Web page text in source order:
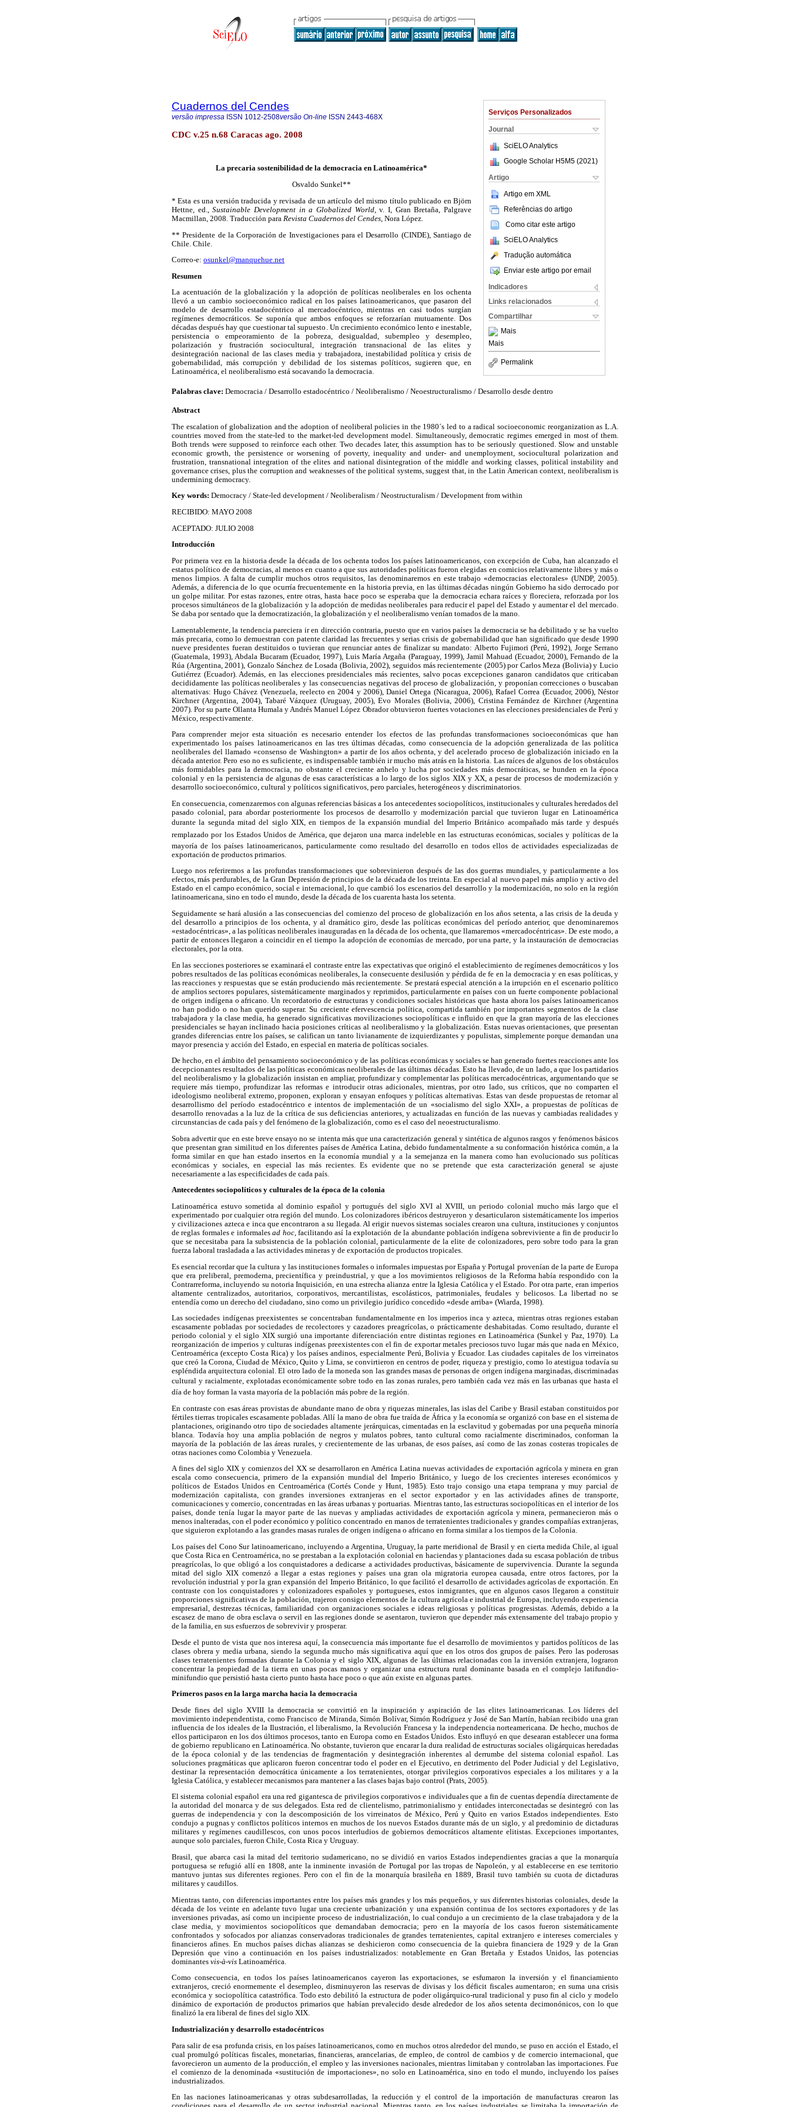
Serviços Personalizados
Journal
SciELO Analytics
Google Scholar H5M5 (2021 )
Artigo
Artigo em XML
Referências do artigo
Como citar este artigo
SciELO Analytics
Tradução automática
Enviar este artigo por email
Indicadores
Links relacionados
Compartilhar
Mais
Mais
Permalink
Cuadernos del Cendes
versão impressa ISSN 1012-2508versão On-line ISSN 2443-468X
CDC v.25 n.68 Caracas ago. 2008
La precaria sostenibilidad de la democracia en Latinoamérica*
Osvaldo Sunkel**
* Esta es una versión traducida y revisada de un artículo del mismo título publicado en Björn
Hettne, ed.,Sustainable Development in a Globalized World, v. I, Gran Bretaña, Palgrave
Macmillan, 2008. Traducción para Revista Cuadernos del Cendes, Nora López.
** Presidente de la Corporación de Investigaciones para el Desarrollo (CINDE), Santiago de
Chile. Chile.
Correo-e: osunkel@manquehue.net
Resumen
La acentuación de la globalización y la adopción de políticas neoliberales en los ochenta
llevó a un cambio socioeconómico radical en los países latinoamericanos, que pasaron del
modelo de desarrollo estadocéntrico al mercadocéntrico, mientras en casi todos surgían
regímenes democráticos. Se suponía que ambos enfoques se reforzarían mutuamente. Dos
décadas después hay que cuestionar tal supuesto. Un crecimiento económico lento e inestable,
persistencia o empeoramiento de la pobreza, desigualdad, subempleo y desempleo,
polarización y frustración sociocultural, integración transnacional de las elites y
desintegración nacional de las clases media y trabajadora, inestabilidad política y crisis de
gobernabilidad, más corrupción y debilidad de los sistemas políticos, sugieren que, en
Latinoamérica, el neoliberalismo está socavando la democracia.
Palabras clave: Democracia / Desarrollo estadocéntrico / Neoliberalismo / Neoestructuralismo / Desarrollo desde dentro
Abstract
The escalation of globalization and the adoption of neoliberal policies in the 1980´s led to a radical socioeconomic reorganization as L.A.
countries moved from the state-led to the market-led development model. Simultaneously, democratic regimes emerged in most of them.
Both trends were supposed to reinforce each other. Two decades later, this assumption has to be seriously questioned. Slow and unstable
economic growth, the persistence or worsening of poverty, inequality and under- and unemployment, sociocultural polarization and
frustration, transnational integration of the elites and national disintegration of the middle and working classes, political instability and
governance crises, plus the corruption and weaknesses of the political systems, suggest that, in the Latin American context, neoliberalism is
undermining democracy.
Key words: Democracy / State-led development / Neoliberalism / Neostructuralism / Development from within
RECIBIDO: MAYO 2008
ACEPTADO: JULIO 2008
Introducción
Por primera vez en la historia desde la década de los ochenta todos los países latinoamericanos, con excepción de Cuba, han alcanzado el
estatus político de democracias, al menos en cuanto a que sus autoridades políticas fueron elegidas en comicios relativamente libres y más o
menos limpios. A falta de cumplir muchos otros requisitos, las denominaremos en este trabajo «democracias electorales» (UNDP, 2005).
Además, a diferencia de lo que ocurría frecuentemente en la historia previa, en las últimas décadas ningún Gobierno ha sido derrocado por
un golpe militar. Por estas razones, entre otras, hasta hace poco se esperaba que la democracia echara raíces y floreciera, reforzada por los
procesos simultáneos de la globalización y la adopción de medidas neoliberales para reducir el papel del Estado y aumentar el del mercado.
Se daba por sentado que la democratización, la globalización y el neoliberalismo venían tomados de la mano.
Lamentablemente, la tendencia pareciera ir en dirección contraria, puesto que en varios países la democracia se ha debilitado y se ha vuelto
más precaria, como lo demuestran con patente claridad las frecuentes y serias crisis de gobernabilidad que han significado que desde 1990
nueve presidentes fueran destituidos o tuvieran que renunciar antes de finalizar su mandato: Alberto Fujimori (Perú, 1992), Jorge Serrano
(Guatemala, 1993), Abdala Bucaram (Ecuador, 1997), Luis María Argaña (Paraguay, 1999), Jamil Mahuad (Ecuador, 2000), Fernando de la
Rúa (Argentina, 2001), Gonzalo Sánchez de Losada (Bolivia, 2002), seguidos más recientemente (2005) por Carlos Meza (Bolivia) y Lucio
Gutiérrez (Ecuador). Además, en las elecciones presidenciales más recientes, salvo pocas excepciones ganaron candidatos que criticaban
decididamente las políticas neoliberales y las consecuencias negativas del proceso de globalización, y proponían correcciones o buscaban
alternativas: Hugo Chávez (Venezuela, reelecto en 2004 y 2006), Daniel Ortega (Nicaragua, 2006), Rafael Correa (Ecuador, 2006), Néstor
Kirchner (Argentina, 2004), Tabaré Vázquez (Uruguay, 2005), Evo Morales (Bolivia, 2006), Cristina Fernández de Kirchner (Argentina
2007). Por su parte Ollanta Humala y Andrés Manuel López Obrador obtuvieron fuertes votaciones en las elecciones presidenciales de Perú y
México, respectivamente.
Para comprender mejor esta situación es necesario entender los efectos de las profundas transformaciones socioeconómicas que han
experimentado los países latinoamericanos en las tres últimas décadas, como consecuencia de la adopción generalizada de las política
neoliberales del llamado «consenso de Washington» a partir de los años ochenta, y del acelerado proceso de globalización iniciado en la
década anterior. Pero eso no es suficiente, es indispensable también ir mucho más atrás en la historia. Las raíces de algunos de los obstáculos
más formidables para la democracia, no obstante el creciente anhelo y lucha por sociedades más democráticas, se hunden en la época
colonial y en la persistencia de algunas de esas características a lo largo de los siglos XIX y XX, a pesar de procesos de modernización y
desarrollo socioeconómico, cultural y políticos significativos, pero parciales, heterogéneos y discriminatorios.
En consecuencia, comenzaremos con algunas referencias básicas a los antecedentes sociopolíticos, institucionales y culturales heredados del
pasado colonial, para abordar posteriormente los procesos de desarrollo y modernización parcial que tuvieron lugar en Latinoamérica
durante la segunda mitad del siglo XIX, en tiempos de la expansión mundial del Imperio Británico acompañado más tarde y después
remplazado por los Estados Unidos de América, que dejaron una marca indeleble en las estructuras económicas, sociales y políticas de la
mayoría de los países latinoamericanos, particularmente como resultado del desarrollo en todos ellos de actividades especializadas de
exportación de productos primarios.
Luego nos referiremos a las profundas transformaciones que sobrevinieron después de las dos guerras mundiales, y particularmente a los
efectos, más perdurables, de la Gran Depresión de principios de la década de los treinta. En especial al nuevo papel más amplio y activo del
Estado en el campo económico, social e internacional, lo que cambió los escenarios del desarrollo y la modernización, no solo en la región
latinoamericana, sino en todo el mundo, desde la década de los cuarenta hasta los setenta.
Seguidamente se hará alusión a las consecuencias del comienzo del proceso de globalización en los años setenta, a las crisis de la deuda y
del desarrollo a principios de los ochenta, y al dramático giro, desde las políticas económicas del período anterior, que denominaremos
«estadocéntricas», a las políticas neoliberales inauguradas en la década de los ochenta, que llamaremos «mercadocéntricas». De este modo, a
partir de entonces llegaron a coincidir en el tiempo la adopción de economías de mercado, por una parte, y la instauración de democracias
electorales, por la otra.
En las secciones posteriores se examinará el contraste entre las expectativas que originó el establecimiento de regímenes democráticos y los
pobres resultados de las políticas económicas neoliberales, la consecuente desilusión y pérdida de fe en la democracia y en esas políticas, y
las reacciones y respuestas que se están produciendo más recientemente. Se prestará especial atención a la irrupción en el escenario político
de amplios sectores populares, sistemáticamente marginados y reprimidos, particularmente en países con un fuerte componente poblacional
de origen indígena o africano. Un recordatorio de estructuras y condiciones sociales históricas que hasta ahora los países latinoamericanos
no han podido o no han querido superar. Su creciente efervescencia política, compartida también por importantes segmentos de la clase
trabajadora y la clase media, ha generado significativas movilizaciones sociopolíticas e influido en que la gran mayoría de las elecciones
presidenciales se hayan inclinado hacia posiciones críticas al neoliberalismo y la globalización. Estas nuevas orientaciones, que presentan
grandes diferencias entre los países, se califican un tanto livianamente de izquierdizantes y populistas, simplemente porque demandan una
mayor presencia y acción del Estado, en especial en materia de políticas sociales.
De hecho, en el ámbito del pensamiento socioeconómico y de las políticas económicas y sociales se han generado fuertes reacciones ante los
decepcionantes resultados de las políticas económicas neoliberales de las últimas décadas. Esto ha llevado, de un lado, a que los partidarios
del neoliberalismo y la globalización insistan en ampliar, profundizar y complementar las políticas mercadocéntricas, argumentando que se
requiere más tiempo, profundizar las reformas e introducir otras adicionales, mientras, por otro lado, sus críticos, que no comparten el
ideologismo neoliberal extremo, proponen, exploran y ensayan enfoques y políticas alternativas. Estas van desde propuestas de retornar al
desarrollismo del período estadocéntrico e intentos de implementación de un «socialismo del siglo XXI», a propuestas de políticas de
desarrollo renovadas a la luz de la crítica de sus deficiencias anteriores, y actualizadas en función de las nuevas y cambiadas realidades y
circunstancias de cada país y del fenómeno de la globalización, como es el caso del neoestructuralismo.
Sobra advertir que en este breve ensayo no se intenta más que una caracterización general y sintética de algunos rasgos y fenómenos básicos
que presentan gran similitud en los diferentes países de América Latina, debido fundamentalmente a su conformación histórica común, a la
forma similar en que han estado insertos en la economía mundial y a la semejanza en la manera como han evolucionado sus políticas
económicas y sociales, en especial las más recientes. Es evidente que no se pretende que esta caracterización general se ajuste
necesariamente a las especificidades de cada país.
Antecedentes sociopolíticos y culturales de la época de la colonia
Latinoamérica estuvo sometida al dominio español y portugués del siglo XVI al XVIII, un periodo colonial mucho más largo que el
experimentado por cualquier otra región del mundo. Los colonizadores ibéricos destruyeron y desarticularon sistemáticamente los imperios
y civilizaciones azteca e inca que encontraron a su llegada. Al erigir nuevos sistemas sociales crearon una cultura, instituciones y conjuntos
de reglas formales e informalesad hoc, facilitando así la explotación de la abundante población indígena sobreviviente a fin de producir lo
que se necesitaba para la subsistencia de la población colonial, particularmente de la elite de colonizadores, pero sobre todo para la gran
fuerza laboral trasladada a las actividades mineras y de exportación de productos tropicales.
Es esencial recordar que la cultura y las instituciones formales o informales impuestas por España y Portugal provenían de la parte de Europa
que era preliberal, premoderna, precientífica y preindustrial, y que a los movimientos religiosos de la Reforma había respondido con la
Contrarreforma, incluyendo su notoria Inquisición, en una estrecha alianza entre la Iglesia Católica y el Estado. Por otra parte, eran imperios
altamente centralizados, autoritarios, corporativos, mercantilistas, escolásticos, patrimoniales, feudales y belicosos. La libertad no se
entendía como un derecho del ciudadano, sino como un privilegio jurídico concedido «desde arriba» (Wiarda, 1998).
Las sociedades indígenas preexistentes se concentraban fundamentalmente en los imperios inca y azteca, mientras otras regiones estaban
escasamente pobladas por sociedades de recolectores y cazadores preagrícolas, o prácticamente deshabitadas. Como resultado, durante el
periodo colonial y el siglo XIX surgió una importante diferenciación entre distintas regiones en Latinoamérica (Sunkel y Paz, 1970). La
reorganización de imperios y culturas indígenas preexistentes con el fin de exportar metales preciosos tuvo lugar más que nada en México,
Centroamérica (excepto Costa Rica) y los países andinos, especialmente Perú, Bolivia y Ecuador. Las ciudades capitales de los virreinatos
que creó la Corona, Ciudad de México, Quito y Lima, se convirtieron en centros de poder, riqueza y prestigio, como lo atestigua todavía su
espléndida arquitectura colonial. El otro lado de la moneda son las grandes masas de personas de origen indígena marginadas, discriminadas
cultural y racialmente, explotadas económicamente sobre todo en las zonas rurales, pero también cada vez más en las urbanas que hasta el
día de hoy forman la vasta mayoría de la población más pobre de la región.
En contraste con esas áreas provistas de abundante mano de obra y riquezas minerales, las islas del Caribe y Brasil estaban constituidos por
fértiles tierras tropicales escasamente pobladas. Allí la mano de obra fue traída de África y la economía se organizó con base en el sistema de
plantaciones, originando otro tipo de sociedades altamente jerárquicas, cimentadas en la esclavitud y gobernadas por una pequeña minoría
blanca. Todavía hoy una amplia población de negros y mulatos pobres, tanto cultural como racialmente discriminados, conforman la
mayoría de la población de las áreas rurales, y crecientemente de las urbanas, de esos países, así como de las zonas costeras tropicales de
otras naciones como Colombia y Venezuela.
A fines del siglo XIX y comienzos del XX se desarrollaron en América Latina nuevas actividades de exportación agrícola y minera en gran
escala como consecuencia, primero de la expansión mundial del Imperio Británico, y luego de los crecientes intereses económicos y
políticos de Estados Unidos en Centroamérica (Cortés Conde y Hunt, 1985). Esto trajo consigo una etapa temprana y muy parcial de
modernización capitalista, con grandes inversiones extranjeras en el sector exportador y en las actividades afines de transporte,
comunicaciones y comercio, concentradas en las áreas urbanas y portuarias. Mientras tanto, las estructuras sociopolíticas en el interior de los
países, donde tenía lugar la mayor parte de las nuevas y ampliadas actividades de exportación agrícola y minera, permanecieron más o
menos inalteradas, con el poder económico y político concentrado en manos de terratenientes tradicionales y grandes compañías extranjeras,
que siguieron explotando a las grandes masas rurales de origen indígena o africano en forma similar a los tiempos de la Colonia.
Los países del Cono Sur latinoamericano, incluyendo a Argentina, Uruguay, la parte meridional de Brasil y en cierta medida Chile, al igual
que Costa Rica en Centroamérica, no se prestaban a la explotación colonial en haciendas y plantaciones dada su escasa población de tribus
preagrícolas, lo que obligó a los conquistadores a dedicarse a actividades productivas, básicamente de supervivencia. Durante la segunda
mitad del siglo XIX comenzó a llegar a estas regiones y países una gran ola migratoria europea causada, entre otros factores, por la
revolución industrial y por la gran expansión del Imperio Británico, lo que facilitó el desarrollo de actividades agrícolas de exportación. En
contraste con los conquistadores y colonizadores españoles y portugueses, estos inmigrantes, que en algunos casos llegaron a constituir
proporciones significativas de la población, trajeron consigo elementos de la cultura agrícola e industrial de Europa, incluyendo experiencia
empresarial, destrezas técnicas, familiaridad con organizaciones sociales e ideas religiosas y políticas progresistas. Además, debido a la
escasez de mano de obra esclava o servil en las regiones donde se asentaron, tuvieron que depender más extensamente del trabajo propio y
de la familia, en sus esfuerzos de sobrevivir y prosperar.
Desde el punto de vista que nos interesa aquí, la consecuencia más importante fue el desarrollo de movimientos y partidos políticos de las
clases obrera y media urbana, siendo la segunda mucho más significativa aquí que en los otros dos grupos de países. Pero las poderosas
clases terratenientes formadas durante la Colonia y el siglo XIX, algunas de las últimas relacionadas con la inversión extranjera, lograron
concentrar la propiedad de la tierra en unas pocas manos y organizar una estructura rural dominante basada en el complejo latifundio-
minifundio que persistió hasta cierto punto hasta hace poco o que aún existe en algunas partes.
Primeros pasos en la larga marcha hacia la democracia
Desde fines del siglo XVIII la democracia se convirtió en la inspiración y aspiración de las elites latinoamericanas. Los líderes del
movimiento independentista, como Francisco de Miranda, Simón Bolívar, Simón Rodríguez y José de San Martín, habían recibido una gran
influencia de los ideales de la Ilustración, el liberalismo, la Revolución Francesa y la independencia norteamericana. De hecho, muchos de
ellos participaron en los dos últimos procesos, tanto en Europa como en Estados Unidos. Esto influyó en que desearan establecer una forma
de gobierno republicano en Latinoamérica. No obstante, tuvieron que encarar la dura realidad de estructuras sociales oligárquicas heredadas
de la época colonial y de las tendencias de fragmentación y desintegración inherentes al derrumbe del sistema colonial español. Las
soluciones pragmáticas que aplicaron fueron concentrar todo el poder en el Ejecutivo, en detrimento del Poder Judicial y del Legislativo,
destinar la representación democrática únicamente a los terratenientes, otorgar privilegios corporativos especiales a los militares y a la
Iglesia Católica, y establecer mecanismos para mantener a las clases bajas bajo control (Prats, 2005).
El sistema colonial español era una red gigantesca de privilegios corporativos e individuales que a fin de cuentas dependía directamente de
la autoridad del monarca y de sus delegados. Esta red de clientelismo, patrimonialismo y entidades interconectadas se desintegró con las
guerras de independencia y con la descomposición de los virreinatos de México, Perú y Quito en varios Estados independientes. Esto
condujo a pugnas y conflictos políticos internos en muchos de los nuevos Estados durante más de un siglo, y al predominio de dictaduras
militares y regímenes caudillescos, con unos pocos interludios de gobiernos democráticos altamente elitistas. Excepciones importantes,
aunque solo parciales, fueron Chile, Costa Rica y Uruguay.
Brasil, que abarca casi la mitad del territorio sudamericano, no se dividió en varios Estados independientes gracias a que la monarquía
portuguesa se refugió allí en 1808, ante la inminente invasión de Portugal por las tropas de Napoleón, y al establecerse en ese territorio
mantuvo juntas sus diferentes regiones. Pero con el fin de la monarquía brasileña en 1889, Brasil tuvo también su cuota de dictaduras
militares y caudillos.
Mientras tanto, con diferencias importantes entre los países más grandes y los más pequeños, y sus diferentes historias coloniales, desde la
década de los veinte en adelante tuvo lugar una creciente urbanización y una expansión continua de los sectores exportadores y de las
inversiones privadas, así como un incipiente proceso de industrialización, lo cual condujo a un crecimiento de la clase trabajadora y de la
clase media, y movimientos sociopolíticos que demandaban democracia; pero en la mayoría de los casos fueron sistemáticamente
confrontados y sofocados por alianzas conservadoras tradicionales de grandes terratenientes, capital extranjero e intereses comerciales y
financieros afines. En muchos países dichas alianzas se deshicieron como consecuencia de la quiebra financiera de 1929 y de la Gran
Depresión que vino a continuación en los países industrializados: notablemente en Gran Bretaña y Estados Unidos, las potencias
dominantes vis-à-vis Latinoamérica.
Como consecuencia, en todos los países latinoamericanos cayeron las exportaciones, se esfumaron la inversión y el financiamiento
extranjeros, creció enormemente el desempleo, disminuyeron las reservas de divisas y los déficit fiscales aumentaron; en suma una crisis
económica y sociopolítica catastrófica. Todo esto debilitó la estructura de poder oligárquico-rural tradicional y puso fin al ciclo y modelo
dinámico de exportación de productos primarios que habían prevalecido desde alrededor de los años setenta decimonónicos, con lo que
finalizó la era liberal de fines del siglo XIX.
Industrialización y desarrollo estadocéntricos
Para salir de esa profunda crisis, en los países latinoamericanos, como en muchos otros alrededor del mundo, se puso en acción el Estado, el
cual promulgó políticas fiscales, monetarias, financieras, arancelarias, de empleo, de control de cambios y de comercio internacional, que
favorecieron un aumento de la producción, el empleo y las inversiones nacionales, mientras limitaban y controlaban las importaciones. Fue
el comienzo de la denominada «sustitución de importaciones», no solo en Latinoamérica, sino en todo el mundo, incluyendo los países
industrializados.
En las naciones latinoamericanas y otras subdesarrolladas, la reducción y el control de la importación de manufacturas crearon las